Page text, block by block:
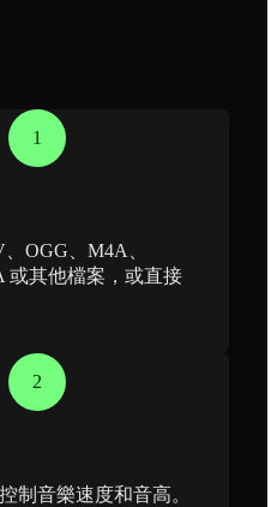
1
OGG、M4A、
或其他檔案，或直接
2
制音樂速度和音高。